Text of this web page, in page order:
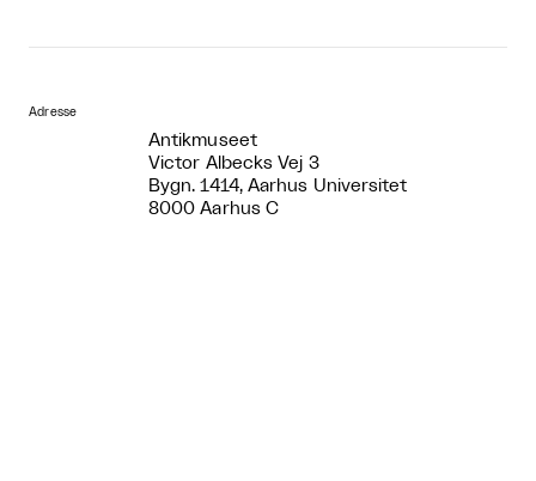
Adresse
Antikmuseet
Victor Albecks Vej 3
Bygn. 1414, Aarhus Universitet
8000 Aarhus C